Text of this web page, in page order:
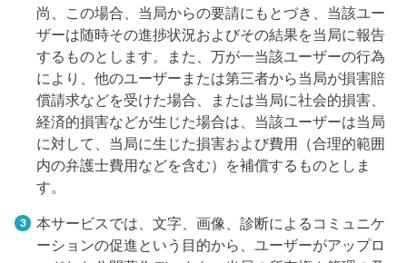
尚、この場合、当局からの要請にもとづき、当該ユー
ザーは随時その進捗状況およびその結果を当局に報告
するものとします。また、万が一当該ユーザーの行為
により、他のユーザーまたは第三者から当局が損害賠
償請求などを受けた場合、または当局に社会的損害、
経済的損害などが生じた場合は、当該ユーザーは当局
に対して、当局に生じた損害および費用（合理的範囲
内の弁護士費用などを含む）を補償するものとしま
す。
本サービスでは、文字、画像、診断によるコミュニケ
ーションの促進という目的から、ユーザーがアップロ